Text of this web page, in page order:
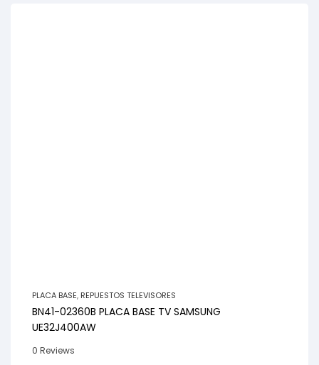
PLACA BASE, REPUESTOS TELEVISORES
BN41-02360B PLACA BASE TV SAMSUNG
UE32J400AW
0 Reviews